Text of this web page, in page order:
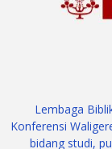
Lembaga
Konferensi
bidang studi,